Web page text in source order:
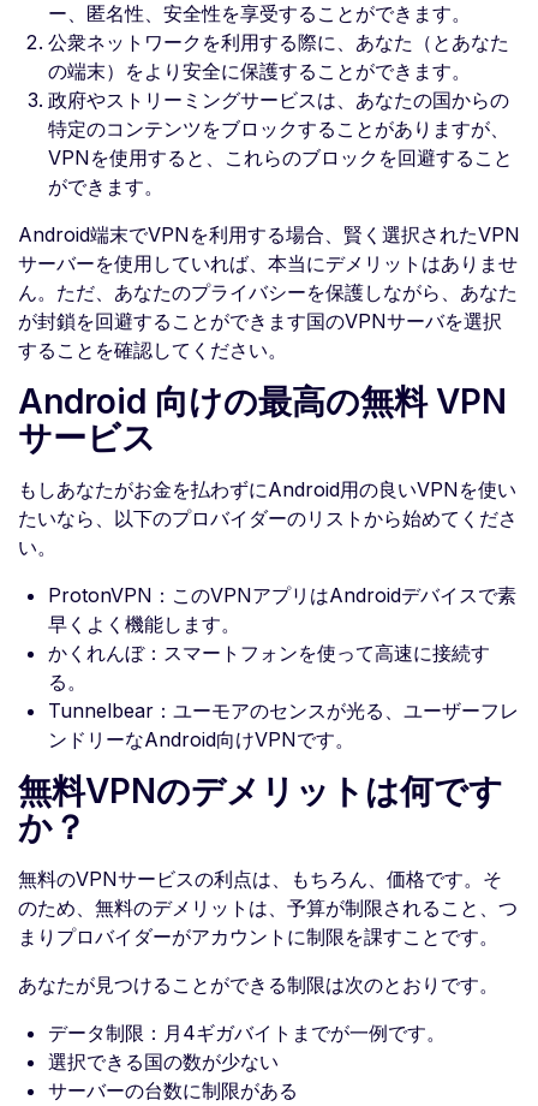
ー、匿名性、安全性を享受することができます。
公衆ネットワークを利用する際に、あなた（とあなた
の端末）をより安全に保護することができます。
政府やストリーミングサービスは、あなたの国からの
特定のコンテンツをブロックすることがありますが、
VPNを使用すると、これらのブロックを回避すること
ができます。
Android端末でVPNを利用する場合、賢く選択されたVPN
サーバーを使用していれば、本当にデメリットはありませ
ん。ただ、あなたのプライバシーを保護しながら、あなた
が封鎖を回避することができます国のVPNサーバを選択
することを確認してください。
Android 向けの最高の無料 VPN
サービス
もしあなたがお金を払わずにAndroid用の良いVPNを使い
たいなら、以下のプロバイダーのリストから始めてくださ
い。
ProtonVPN：このVPNアプリはAndroidデバイスで素
早くよく機能します。
かくれんぼ：スマートフォンを使って高速に接続す
る。
Tunnelbear：ユーモアのセンスが光る、ユーザーフレ
ンドリーなAndroid向けVPNです。
無料VPNのデメリットは何です
か？
無料のVPNサービスの利点は、もちろん、価格です。そ
のため、無料のデメリットは、予算が制限されること、つ
まりプロバイダーがアカウントに制限を課すことです。
あなたが見つけることができる制限は次のとおりです。
データ制限：月4ギガバイトまでが一例です。
選択できる国の数が少ない
サーバーの台数に制限がある